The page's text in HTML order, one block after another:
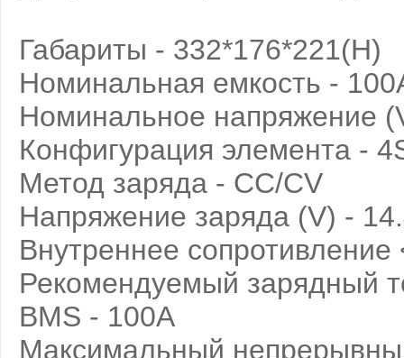
Габариты - 332*176*221(H)
Номинальная емкость -
Номинальное напряжение
Конфигурация элемента -
Метод заряда - CC/CV
Напряжение заряда (V) -
Внутреннее
Рекомендуемый зарядный
BMS - 100A
Максимальный